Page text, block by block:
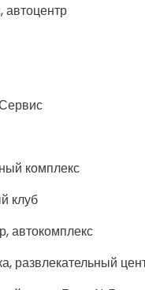
комплекс
клуб
автокомплекс
развлекательный